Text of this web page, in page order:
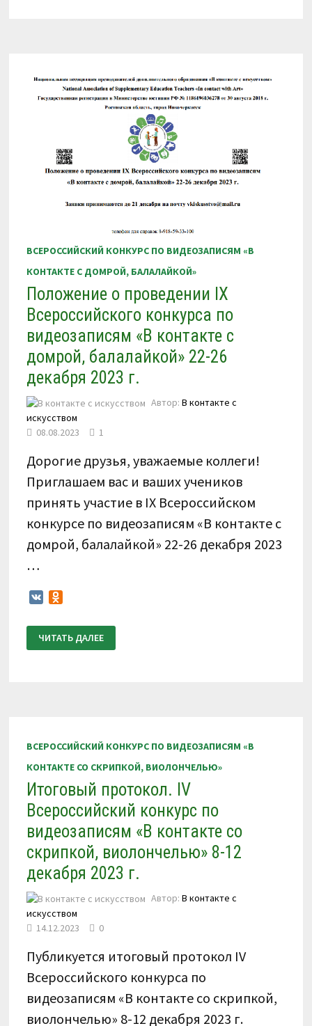
ВИОЛОНЧЕЛЬЮ»
22-
26
ВСЕРОССИЙСКИЙ КОНКУРС ПО ВИДЕОЗАПИСЯМ «В
КОНТАКТЕ С ДОМРОЙ, БАЛАЛАЙКОЙ»
Положение о проведении IX
Всероссийского конкурса по
видеозаписям «В контакте с
домрой, балалайкой» 22-26
декабря 2023 г.
Автор:В контакте с
искусством
08.08.2023
1
Дорогие друзья, уважаемые коллеги!
Приглашаем вас и ваших учеников
принять участие в IX Всероссийском
конкурсе по видеозаписям «В контакте с
домрой, балалайкой» 22-26 декабря 2023
…
VK
О
ПРОВЕДЕНИИ
БАЛАЛАЙКОЙ»
26
2023
Г.
ЧИТАТЬ ДАЛЕЕ
ВСЕРОССИЙСКИЙ КОНКУРС ПО ВИДЕОЗАПИСЯМ «В
КОНТАКТЕ СО СКРИПКОЙ, ВИОЛОНЧЕЛЬЮ»
Итоговый протокол. IV
Всероссийский конкурс по
видеозаписям «В контакте со
скрипкой, виолончелью» 8-12
декабря 2023 г.
Автор:В контакте с
искусством
14.12.2023
0
Публикуется итоговый протокол IV
Всероссийского конкурса по
видеозаписям «В контакте со скрипкой,
виолончелью» 8-12 декабря 2023 г.